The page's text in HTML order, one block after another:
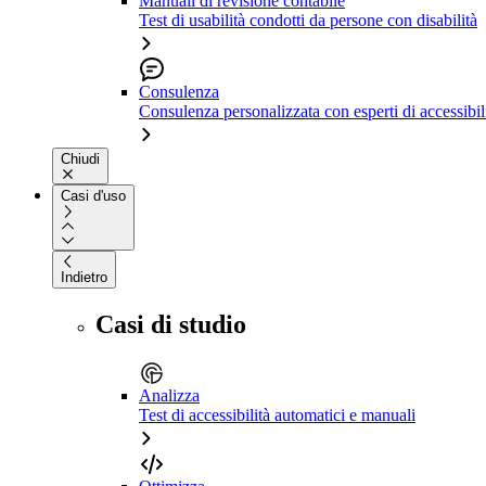
Test di usabilità condotti da persone con disabilità
Consulenza
Consulenza personalizzata con esperti di
Chiudi
Casi d'uso
Indietro
Casi di studio
Analizza
Test di accessibilità automatici e manuali